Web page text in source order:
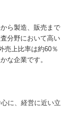
ら製造、販売まで
分野において高い
売上比率は約60％
な企業です。
に、経営に近い立